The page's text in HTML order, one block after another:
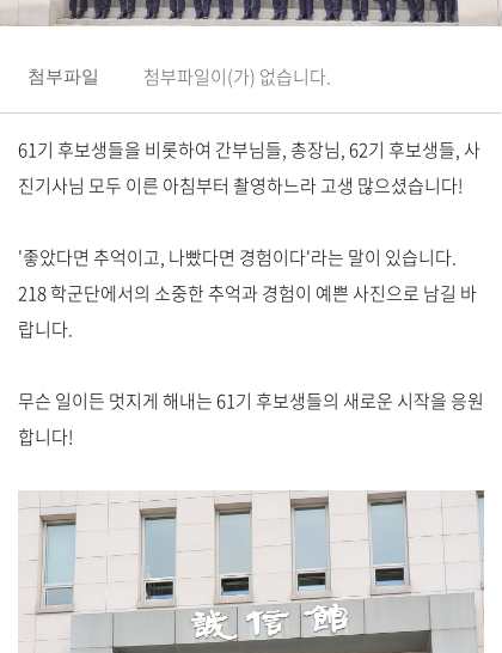
첨부파일 첨부파일이(가) 없습니다.
61기 후보생들을 비롯하여 간부님들, 총장님, 62기 후보생들, 사
진기사님 모두 이른 아침부터 촬영하느라 고생 많으셨습니다!
'좋았다면 추억이고, 나빴다면 경험이다'라는 말이 있습니다.
218 학군단에서의 소중한 추억과 경험이 예쁜 사진으로 남길 바
랍니다.
무슨 일이든 멋지게 해내는 61기 후보생들의 새로운 시작을 응원
합니다!